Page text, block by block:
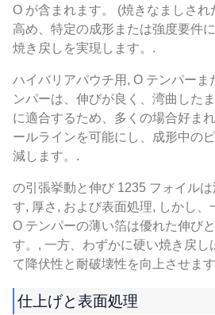
O が含まれます。 (焼きなましされ
高め、特定の成形または強度要件
焼き戻しを実現します。.
ハイバリアパウチ用, O テンパーま
ンパーは、伸びが良く、湾曲した
に適合するため、多くの場合好ま
ールラインを可能にし、成形中の
減します。.
の引張挙動と伸び 1235 フォイル
す, 厚さ, および表面処理, しかし、
O テンパーの薄い箔は優れた伸び
す。, 一方、わずかに硬い焼き戻し
て降伏性と耐破壊性を向上させま
仕上げと表面処理